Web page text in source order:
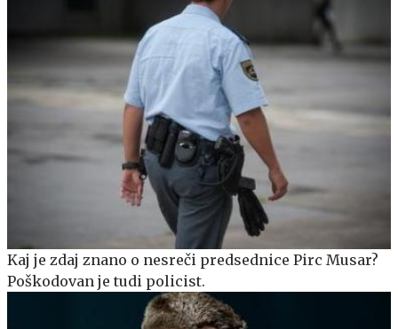
Kaj je zdaj znano o nesreči predsednice Pirc Musar?
Poškodovan je tudi policist.